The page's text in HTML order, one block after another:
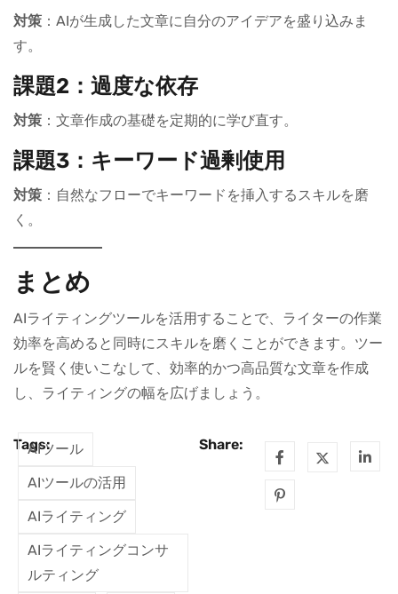
対策 ：AIが生成した文章に自分のアイデアを盛り込みま
す。
課題2：過度な依存
対策 ：文章作成の基礎を定期的に学び直す。
課題3：キーワード過剰使用
対策 ：自然なフローでキーワードを挿入するスキルを磨
く。
まとめ
AIライティングツールを活用することで、ライターの作業
効率を高めると同時にスキルを磨くことができます。ツー
ルを賢く使いこなして、効率的かつ高品質な文章を作成
し、ライティングの幅を広げましょう。
Tags:
AIツール
AIツールの活用
AIライティング
AIライティングコンサ
ルティング
Share: